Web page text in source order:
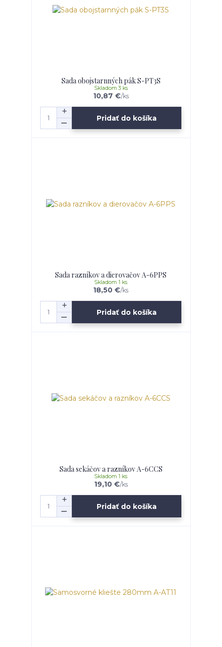
Sada obojstarnných pák S-PT3S
10,87 €/ks
Skladom 3 ks
Pridať do košíka
Sada razníkov a dierovačov A-6PPS
18,50 €/ks
Skladom 1 ks
Pridať do košíka
Sada sekáčov a razníkov A-6CCS
19,10 €/ks
Skladom 1 ks
Pridať do košíka